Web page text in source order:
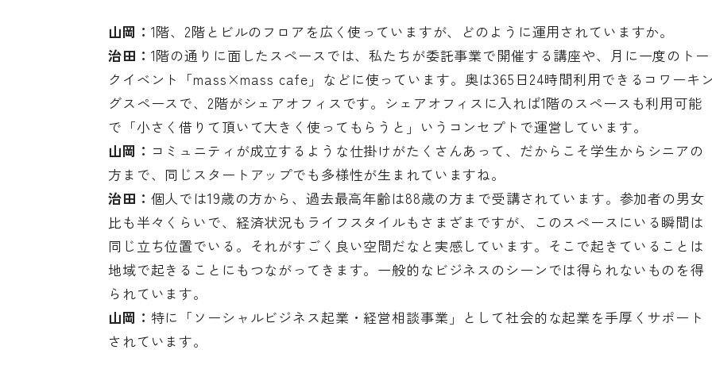
山岡： 1階、2階とビルのフロアを広く使っていますが、どのように運用されていますか。
治田： 1階の通りに面したスペースでは、私たちが委託事業で開催する講座や、月に一度のトー
クイベント「mass×mass cafe」などに使っています。奥は365日24時間利用できるコワーキ
グスペースで、2階がシェアオフィスです。シェアオフィスに入れば1階のスペースも利用可能
で「小さく借りて頂いて大きく使ってもらうと」いうコンセプトで運営しています。
山岡： コミュニティが成立するような仕掛けがたくさんあって、だからこそ学生からシニアの
方まで、同じスタートアップでも多様性が生まれていますね。
治田： 個人では19歳の方から、過去最高年齢は88歳の方まで受講されています。参加者の男女
比も半々くらいで、経済状況もライフスタイルもさまざまですが、このスペースにいる瞬間は
同じ立ち位置でいる。それがすごく良い空間だなと実感しています。そこで起きていることは
地域で起きることにもつながってきます。一般的なビジネスのシーンでは得られないものを得
られています。
山岡： 特に「ソーシャルビジネス起業・経営相談事業」として社会的な起業を手厚くサポート
されています。